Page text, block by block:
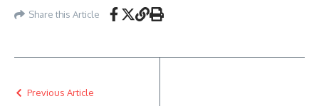
Share this Article
Previous Article